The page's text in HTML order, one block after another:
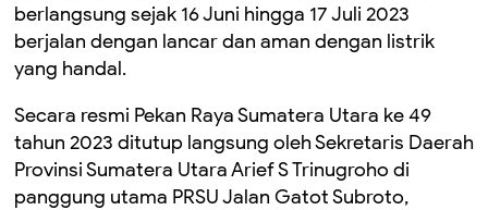
berlangsung sejak 16 Juni hingga 17 Juli 2023
berjalan dengan lancar dan aman dengan listrik
yang handal.
Secara resmi Pekan Raya Sumatera Utara ke 49
tahun 2023 ditutup langsung oleh Sekretaris Daerah
Provinsi Sumatera Utara Arief S Trinugroho di
panggung utama PRSU Jalan Gatot Subroto,